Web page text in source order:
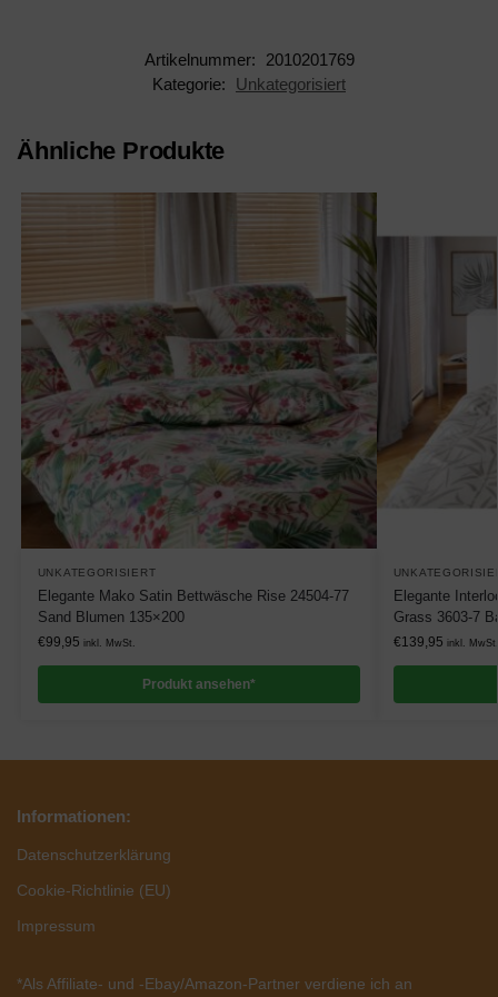
Artikelnummer:
2010201769
Kategorie:
Unkategorisiert
Ähnliche Produkte
UNKATEGORISIERT
Elegante Mako Satin Bettwäsche Rise 24504-77
Sand Blumen 135×200
€99,95 inkl. MwSt.
Produkt ansehen*
Elegante
Grass 3603-7
€139,95 inkl. MwSt.
Informationen:
Datenschutzerklärung
Cookie-Richtlinie (EU)
Impressum
*Als Affiliate- und -Ebay/Amazon-Partner verdiene ich an